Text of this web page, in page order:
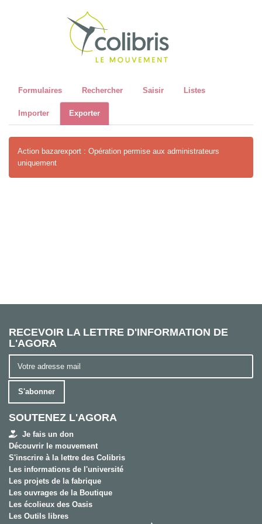
Formulaires Rechercher Saisir Listes
Importer Exporter
Action bazarexport : Opération permise aux administrateurs
uniquement
RECEVOIR LA LETTRE D'INFORMATION DE
L'AGORA
S'abonner
SOUTENEZ L'AGORA
Je fais un don
Découvrir le mouvement
S'inscrire à la lettre des Colibris
Les informations de l'université
Les projets de la fabrique
Les ouvrages de la Boutique
Les écolieux des Oasis
Les Outils libres